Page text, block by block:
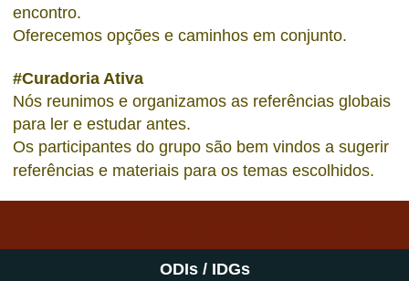
encontro.
Oferecemos opções e caminhos em conjunto.
#Curadoria Ativa
Nós reunimos e organizamos as referências globais
para ler e estudar antes.
Os participantes do grupo são bem vindos a sugerir
referências e materiais para os temas escolhidos.
ODIs / IDGs